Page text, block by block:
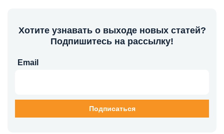
Хотите узнавать о выходе новых статей?
Подпишитесь на рассылку!
Email